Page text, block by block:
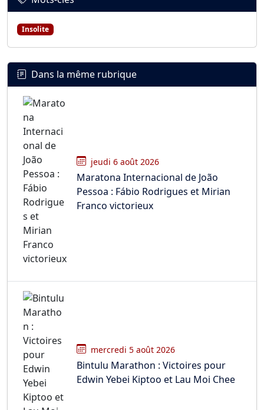
Insolite
Dans la même rubrique
jeudi 6 août 2026
Maratona Internacional de João
Pessoa : Fábio Rodrigues et Mirian
Franco victorieux
mercredi 5 août 2026
Bintulu Marathon : Victoires pour
Edwin Yebei Kiptoo et Lau Moi Chee